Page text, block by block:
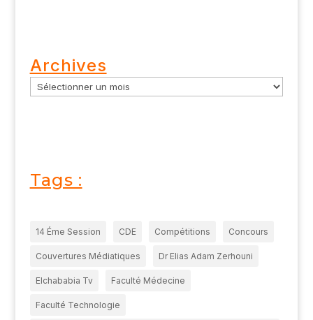
Archives
Tags :
14 Éme Session CDE Compétitions Concours
Couvertures Médiatiques Dr Elias Adam Zerhouni
Elchababia Tv Faculté Médecine
Faculté Technologie